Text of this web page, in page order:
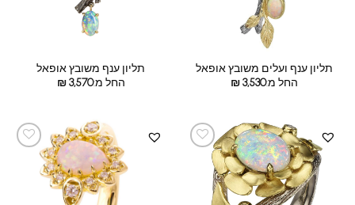
תליון ענף ועלים משובץ אופאל
החל מ:
₪3,530
תליון ענף משובץ אופאל
החל מ:
₪3,570